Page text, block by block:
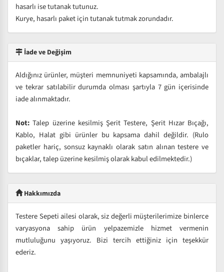
hasarlı ise tutanak tutunuz.
Kurye, hasarlı paket için tutanak tutmak zorundadır.
İade ve Değişim
Aldığınız ürünler, müşteri memnuniyeti kapsamında, ambalajlı
ve tekrar satılabilir durumda olması şartıyla 7 gün içerisinde
iade alınmaktadır.
Not: Talep üzerine kesilmiş Şerit Testere, Şerit Hızar Bıçağı,
Kablo, Halat gibi ürünler bu kapsama dahil değildir. (Rulo
paketler hariç, sonsuz kaynaklı olarak satın alınan testere ve
bıçaklar, talep üzerine kesilmiş olarak kabul edilmektedir.)
Hakkımızda
Testere Sepeti ailesi olarak, siz değerli müşterilerimize binlerce
varyasyona sahip ürün yelpazemizle hizmet vermenin
mutluluğunu yaşıyoruz. Bizi tercih ettiğiniz için teşekkür
ederiz.